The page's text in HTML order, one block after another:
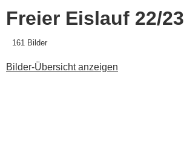
Freier Eislauf 22/23
161 Bilder
Bilder-Übersicht anzeigen